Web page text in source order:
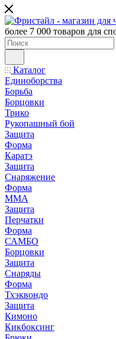
более 7 000 товаров для
Каталог
Единоборства
Борьба
Борцовки
Трико
Рукопашный бой
Защита
Форма
Каратэ
Защита
Снаряжение
Форма
ММА
Защита
Перчатки
Форма
САМБО
Борцовки
Защита
Снаряды
Форма
Тхэквондо
Защита
Кимоно
Кикбоксинг
Каталог
Аксессуары
Единоборства
Зимние виды спорта
Командные виды спорта
Летние виды спорта
Медицина
Наградная продукция
Обувь
Одежда
Плавание и водное поло
Спортивное оборудование
Туризм
Фитнес и спортзал